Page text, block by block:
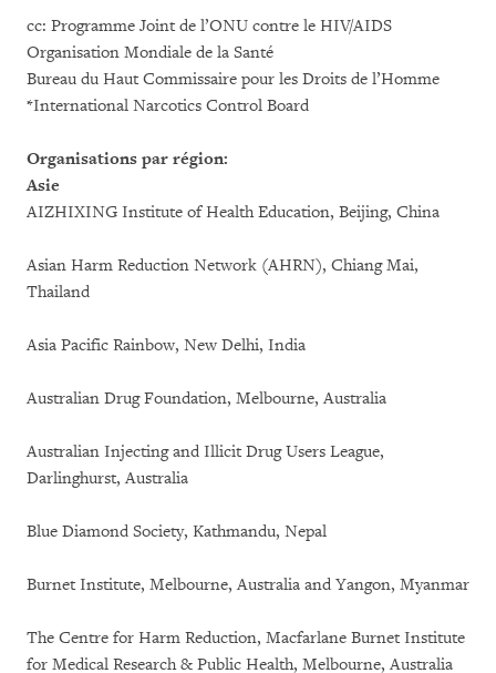
cc: Programme Joint de l’ONU contre le HIV/AIDS
Organisation Mondiale de la Santé
Bureau du Haut Commissaire pour les Droits de l’Homme
*International Narcotics Control Board
Organisations par région:
Asie
AIZHIXING Institute of Health Education, Beijing, China
Asian Harm Reduction Network (AHRN), Chiang Mai,
Thailand
Asia Pacific Rainbow, New Delhi, India
Australian Drug Foundation, Melbourne, Australia
Australian Injecting and Illicit Drug Users League,
Darlinghurst, Australia
Blue Diamond Society, Kathmandu, Nepal
Burnet Institute, Melbourne, Australia and Yangon, Myanmar
The Centre for Harm Reduction, Macfarlane Burnet Institute
for Medical Research & Public Health, Melbourne, Australia